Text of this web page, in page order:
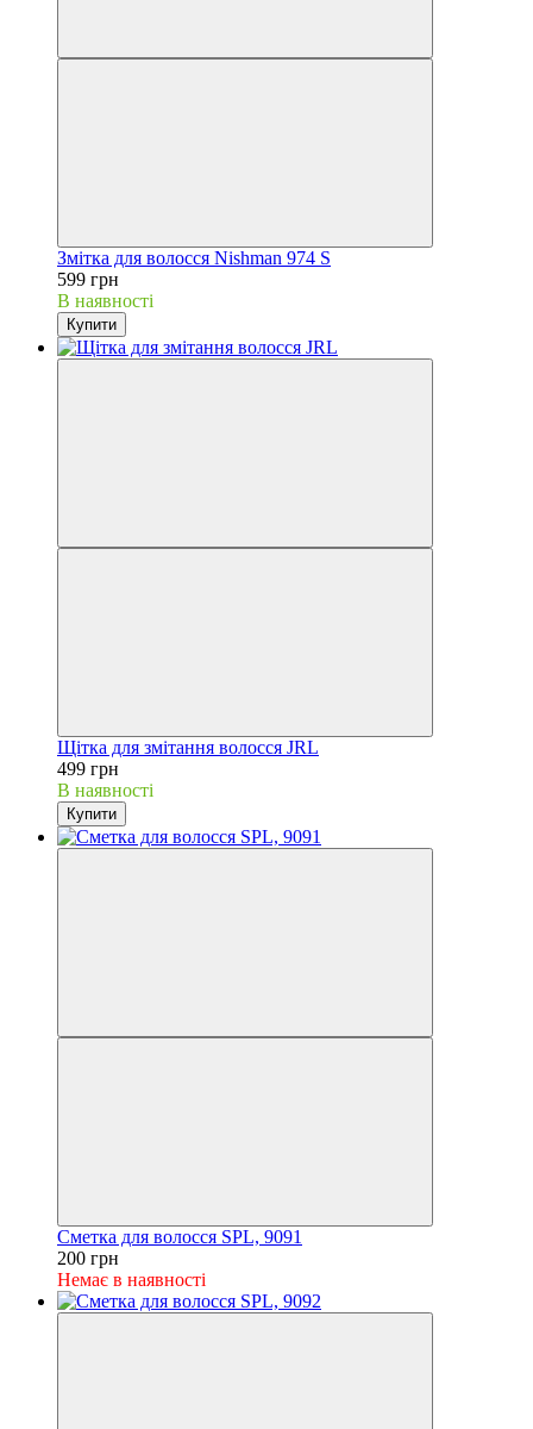
Змітка для волосся Nishman 974 S
599 грн
В наявності
Купити
Щітка для змітання волосся JRL
499 грн
В наявності
Купити
Сметка для волосся SPL, 9091
200 грн
Немає в наявності